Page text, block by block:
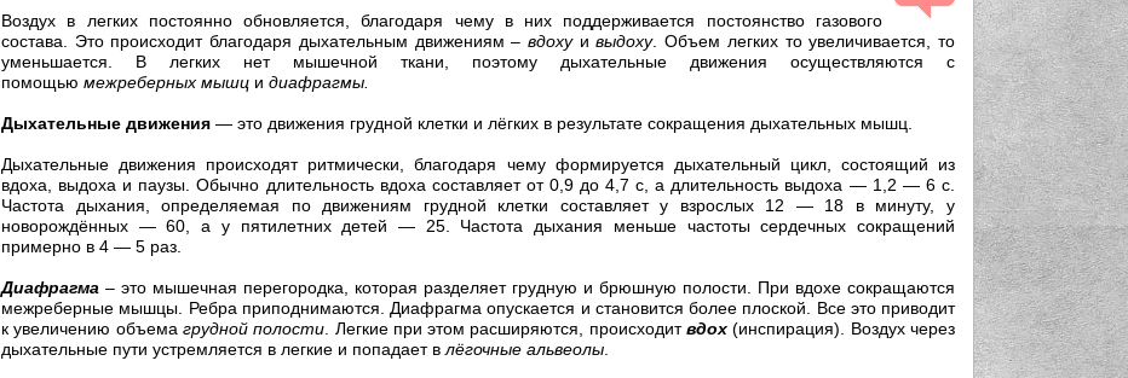
Воздух в легких постоянно обновляется, благодаря чему в них поддерживается постоянство газового
состава. Это происходит благодаря дыхательным движениям – вдохуивыдоху. Объем легких то увеличивается, то
уменьшается. В легких нет мышечной ткани, поэтому дыхательные движения осуществляются с
помощью межреберных мышц и диафрагмы.
Дыхательные движения — это движения грудной клетки и лёгких в результате сокращения дыхательных мышц.
Дыхательные движения происходят ритмически, благодаря чему формируется дыхательный цикл, состоящий из
вдоха, выдоха и паузы. Обычно длительность вдоха составляет от 0,9 до 4,7 с, а длительность выдоха — 1,2 — 6 с.
Частота дыхания, определяемая по движениям грудной клетки составляет у взрослых 12 — 18 в минуту, у
новорождённых — 60, а у пятилетних детей — 25. Частота дыхания меньше частоты сердечных сокращений
примерно в 4 — 5 раз.
Диафрагма – это мышечная перегородка, которая разделяет грудную и брюшную полости. При вдохе сокращаются
межреберные мышцы. Ребра приподнимаются. Диафрагма опускается и становится более плоской. Все это приводит
к увеличению объема грудной полости. Легкие при этом расширяются, происходитвдох(инспирация). Воздух через
дыхательные пути устремляется в легкие и попадает влёгочные альвеолы.